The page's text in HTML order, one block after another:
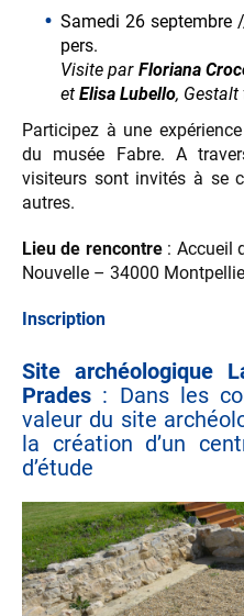
Samedi 26 septembre
pers.
Visite par Floriana
et Elisa Lubello, Gestalt
Participez à une
du musée Fabre. A
visiteurs sont invités à se
autres.
Lieu de rencontre : Accueil
Nouvelle – 34000
Inscription
Site archéologique
Prades : Dans les
valeur du site
la création d’un
d’étude